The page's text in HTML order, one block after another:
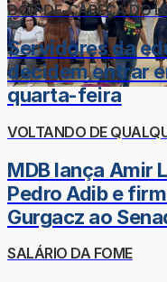
DOR-DE-CABEÇA DO
Servidores da
decidem entrar
quarta-feira
VOLTANDO DE
MDB lança Amir
Pedro Adib e
Gurgacz ao
SALÁRIO DA FOME